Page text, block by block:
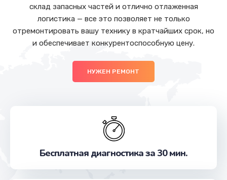
склад запасных частей и отлично отлаженная
логистика — все это позволяет не только
отремонтировать вашу технику в кратчайших срок, но
и обеспечивает конкурентоспособную цену.
НУЖЕН РЕМОНТ
Бесплатная диагностика за 30 мин.